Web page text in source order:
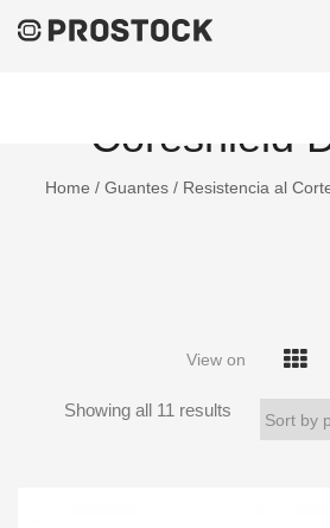
Coreshield
Home / Guantes / Resistencia al
View on
Showing all 11 results